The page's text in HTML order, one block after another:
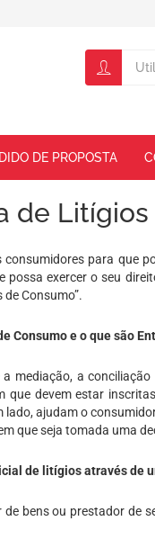
DE PROPOSTA
de Litígios
para que
exercer o seu
Consumo”.
Consumo e o que são
mediação, a
devem estar
ajudam o
que seja tomada uma
de litígios através de
bens ou prestador de